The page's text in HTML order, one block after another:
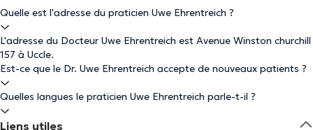
Quelle est l'adresse du praticien Uwe Ehrentreich ?
L'adresse du Docteur Uwe Ehrentreich est Avenue Winston churchill
157 à Uccle.
Est-ce que le Dr. Uwe Ehrentreich accepte de nouveaux patients ?
Quelles langues le praticien Uwe Ehrentreich parle-t-il ?
Liens utiles